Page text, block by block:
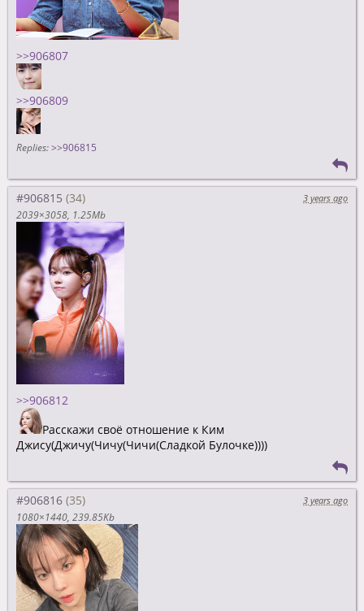
>>906807
>>906809
Replies: >>906815
#906815
3 years ago
2039×3058 1.25Mb
>>906812
Расскажи своё отношение к Ким
Джису(Джичу(Чичу(Чичи(Сладкой Булочке))))
#906816
3 years ago
1080×1440 239.85Kb